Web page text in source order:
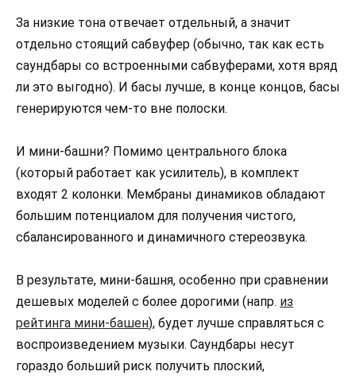
За низкие тона отвечает отдельный, а значит
отдельно стоящий сабвуфер (обычно, так как есть
саундбары со встроенными сабвуферами, хотя вряд
ли это выгодно). И басы лучше, в конце концов, басы
генерируются чем-то вне полоски.
И мини-башни? Помимо центрального блока
(который работает как усилитель), в комплект
входят 2 колонки. Мембраны динамиков обладают
большим потенциалом для получения чистого,
сбалансированного и динамичного стереозвука.
В результате, мини-башня, особенно при сравнении
дешевых моделей с более дорогими (напр. из
рейтинга мини-башен), будет лучше справляться с
воспроизведением музыки. Саундбары несут
гораздо больший риск получить плоский,